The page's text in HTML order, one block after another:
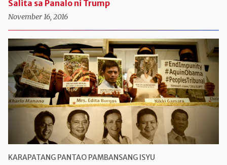
Salita sa Panalo ni Trump
November 16, 2016
KARAPATANG PANTAO PAMBANSANG ISYU